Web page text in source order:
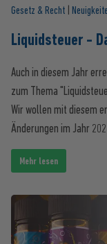
Gesetz & Recht
Liquidsteuer -
Auch in diesem Jahr
zum Thema
Wir wollen mit diesem
Änderungen im Jahr
Mehr lesen